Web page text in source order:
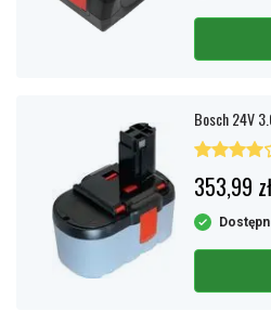
Bosch 24V
353,99 zł